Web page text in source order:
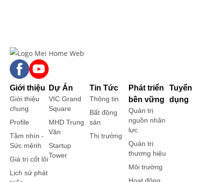
Giới thiệu
Giới thiệu
chung
Profile
Tầm nhìn -
Sức mệnh
Giá trị cốt lõi
Lịch sử phát
Dự Án
VIC Grand
Square
MHD Trung
Văn
Startup
Tower
Tin Tức
Thông tin
Bất động
sản
Thị trường
Phát triển
bền vững
Quản trị
nguồn nhân
lực
Quản trị
thương hiệu
Môi trường
Hoạt động
Tuyển
dụng